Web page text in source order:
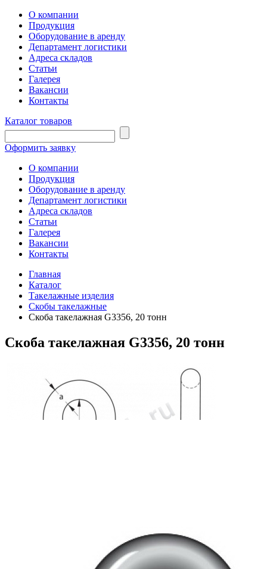
О компании
Продукция
Оборудование в аренду
Департамент логистики
Адреса складов
Статьи
Галерея
Вакансии
Контакты
Каталог товаров
Оформить заявку
О компании
Продукция
Оборудование в аренду
Департамент логистики
Адреса складов
Статьи
Галерея
Вакансии
Контакты
Главная
Каталог
Такелажные изделия
Скобы такелажные
Скоба такелажная G3356, 20 тонн
Скоба такелажная G3356, 20 тонн